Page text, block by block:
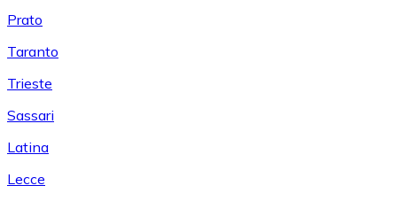
Prato
Taranto
Trieste
Sassari
Latina
Lecce